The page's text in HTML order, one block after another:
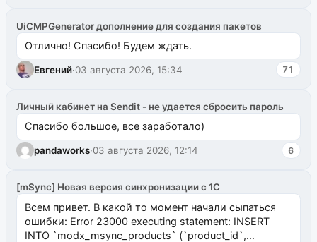
UiCMPGenerator дополнение для создания пакетов
Отлично! Спасибо! Будем ждать.
Евгений·03 августа 2026, 15:34 71
Личный кабинет на Sendit - не удается сбросить пароль
Спасибо большое, все заработало)
pandaworks·03 августа 2026, 12:14 6
[mSync] Новая версия синхронизации с 1С
Всем привет. В какой то момент начали сыпаться
ошибки: Error 23000 executing statement: INSERT
INTO `modx_msync_products` (`product_id`,